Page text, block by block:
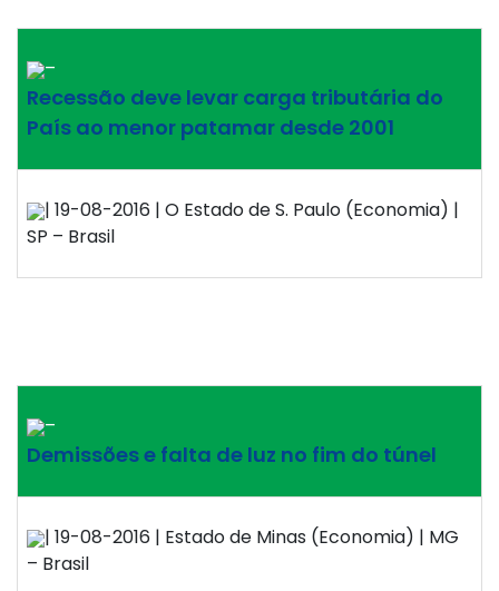
–
Recessão deve levar carga tributária do
País ao menor patamar desde 2001
| 19-08-2016 | O Estado de S. Paulo (Economia) |
SP – Brasil
–
Demissões e falta de luz no fim do túnel
| 19-08-2016 | Estado de Minas (Economia) | MG
– Brasil